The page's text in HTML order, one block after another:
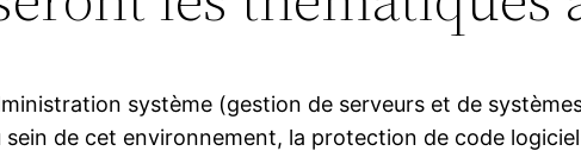
système (gestion de serveurs et de
sein de cet environnement, la protection de code